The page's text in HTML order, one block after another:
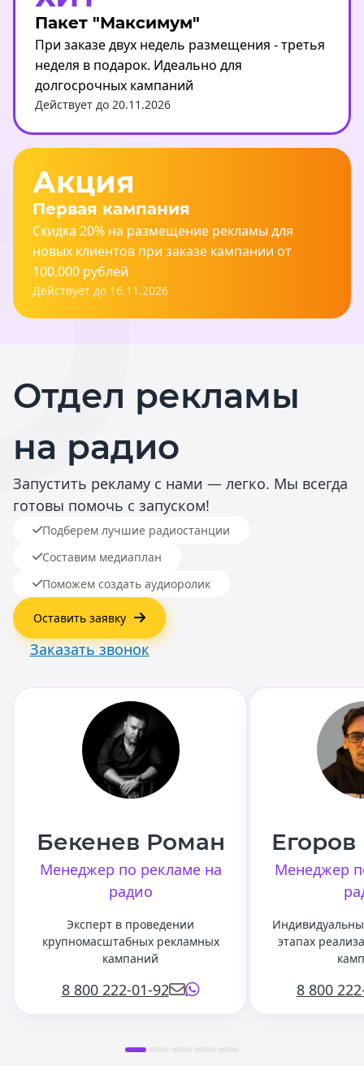
Пакет "Максимум"
При заказе двух недель размещения - третья
неделя в подарок. Идеально для
долгосрочных кампаний
Действует до 20.11.2026
Акция
Первая кампания
Скидка 20% на размещение рекламы для
новых клиентов при заказе кампании от
100,000 рублей
Действует до 16.11.2026
Отдел рекламы
на радио
Запустить рекламу с нами — легко. Мы всегда
готовы помочь с запуском!
Подберем лучшие радиостанции
Составим медиаплан
Поможем создать аудиоролик
Оставить заявку
Заказать звонок
Бекенев Роман
Менеджер по рекламе на
радио
Эксперт в проведении
крупномасштабных рекламных
кампаний
8 800 222-01-92
Менеджер
этапах
8 800